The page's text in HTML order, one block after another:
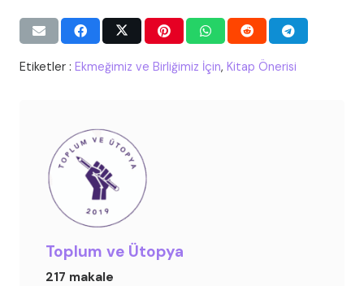
Etiketler : Ekmeğimiz ve Birliğimiz İçin, Kitap Önerisi
Toplum ve Ütopya
217 makale